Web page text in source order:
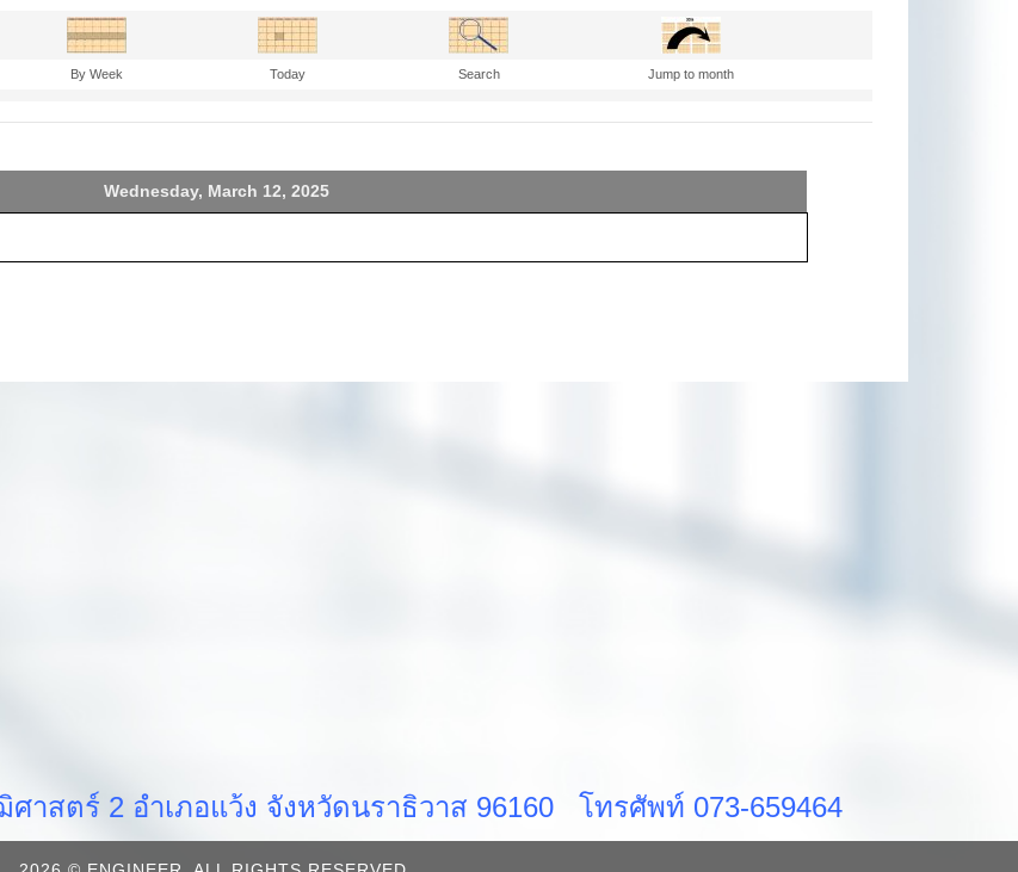
By Week Today Search Jump to month
Wednesday, March 12, 2025
าสตร์ 2 อำเภอแว้ง จังหวัดนราธิวาส 96160 โทรศัพท์ 073-659464